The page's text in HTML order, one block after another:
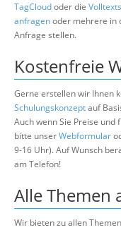
TagCloudoder die
anfragenoder mehrere in
Anfrage stellen.
Kostenfreie
Gerne erstellen wir Ihnen
Schulungskonzeptauf
Auch wenn Sie Preise
bitte unserWebformular
9-16 Uhr). Auf Wunsch
am Telefon!
Alle Themen
Wir bieten zu allen